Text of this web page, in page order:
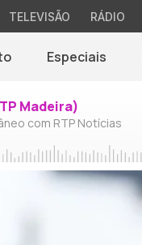
TELEVISÃO RÁDIO
Especiais
Madeira)
com RTP Notícias